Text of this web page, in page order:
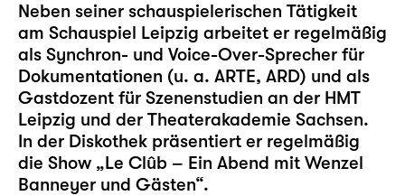
Neben seiner schauspielerischen Tätigkeit
am Schauspiel Leipzig arbeitet er regelmäßig
als Synchron- und Voice-Over-Sprecher für
Dokumentationen (u. a. ARTE, ARD) und als
Gastdozent für Szenenstudien an der HMT
Leipzig und der Theaterakademie Sachsen.
In der Diskothek präsentiert er regelmäßig
die Show „Le Clûb – Ein Abend mit Wenzel
Banneyer und Gästen“.